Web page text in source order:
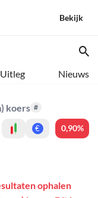
Bekijk
Uitleg Nieuws
koers #
€ 0,90%
ophalen